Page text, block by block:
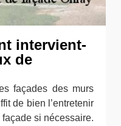
intervient-
de
façades des murs
de bien l’entretenir
si nécessaire.